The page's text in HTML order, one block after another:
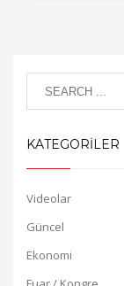
KATEGORİLER
Videolar
Güncel
Ekonomi